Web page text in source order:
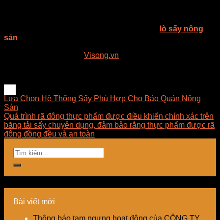
lò sấy nông
sản
Visong.vn
Lựa Chọn Hệ Thống Sấy Phù Hợp Cho Bảo Quản Nông
Sản
Quá trình rã đông thực phẩm được điều khiển chính xác trên
băng tải sấy chuyên dụng, đảm bảo rằng thực phẩm được rã
đông đồng đều và an toàn
Bài viết mới
Thông báo tạm ngưng hoạt động của CÔNG TY